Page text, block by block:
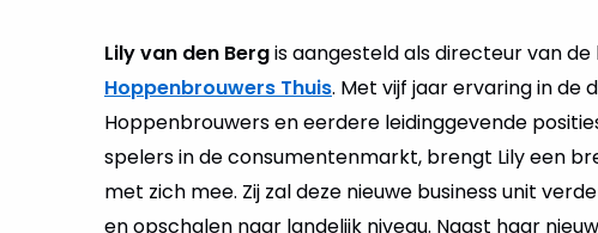
Lily van den Bergis aangesteld als directeur van de
Hoppenbrouwers Thuis. Met vijf jaar ervaring in de
Hoppenbrouwers en eerdere leidinggevende
spelers in de consumentenmarkt, brengt Lily een
met zich mee. Zij zal deze nieuwe business unit
en opschalen naar landelijk niveau. Naast haar